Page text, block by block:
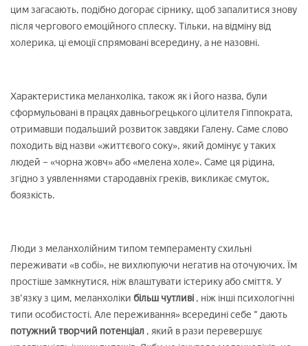
цим загасають, подібно догорає сірнику, щоб запалитися знову
після чергового емоційного сплеску. Тільки, на відміну від
холерика, ці емоції спрямовані всередину, а не назовні.
Характеристика меланхоліка, також як і його назва, були
сформульовані в працях давньогрецького цілителя Гіппократа,
отримавши подальший розвиток завдяки Галену. Саме слово
походить від назви «життєвого соку», який домінує у таких
людей – «чорна жовч» або «мелена холе». Саме ця рідина,
згідно з уявленнями стародавніх греків, викликає смуток,
боязкість.
Люди з меланхолійним типом темпераменту схильні
переживати «в собі», не вихлюпуючи негатив на оточуючих. Їм
простіше замкнутися, ніж влаштувати істерику або сміття. У
зв'язку з цим, меланхоліки більш чутливі , ніж інші психологічні
типи особистості. Але переживання» всередині себе " дають
потужний творчий потенціал , який в рази перевершує